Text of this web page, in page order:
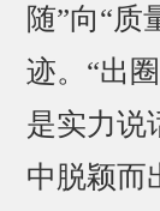
随”向“质
迹。“出
是实力说
中脱颖而